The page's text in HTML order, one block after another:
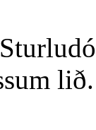
lið.